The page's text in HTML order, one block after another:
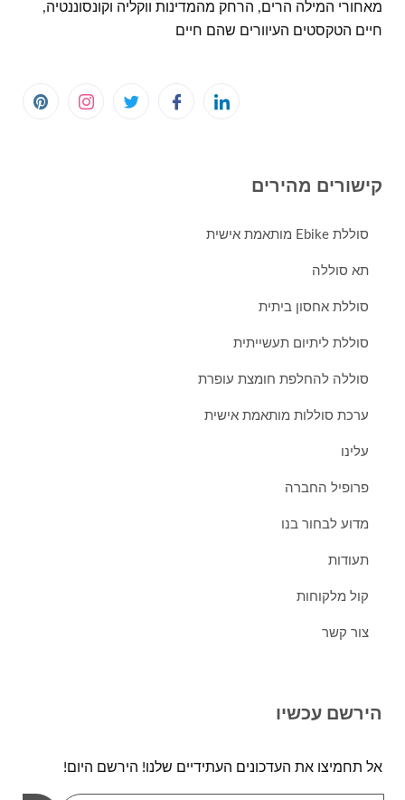
מאחורי המילה הרים, הרחק מהמדינות ווקליה וקונסוננטיה,
חיים הטקסטים העיוורים שהם חיים
קישורים מהירים
סוללת Ebike מותאמת אישית
תא סוללה
סוללת אחסון ביתית
סוללת ליתיום תעשייתית
סוללה להחלפת חומצת עופרת
ערכת סוללות מותאמת אישית
עלינו
פרופיל החברה
מדוע לבחור בנו
תעודות
קול מלקוחות
צור קשר
הירשם עכשיו
אל תחמיצו את העדכונים העתידיים שלנו! הירשם היום!